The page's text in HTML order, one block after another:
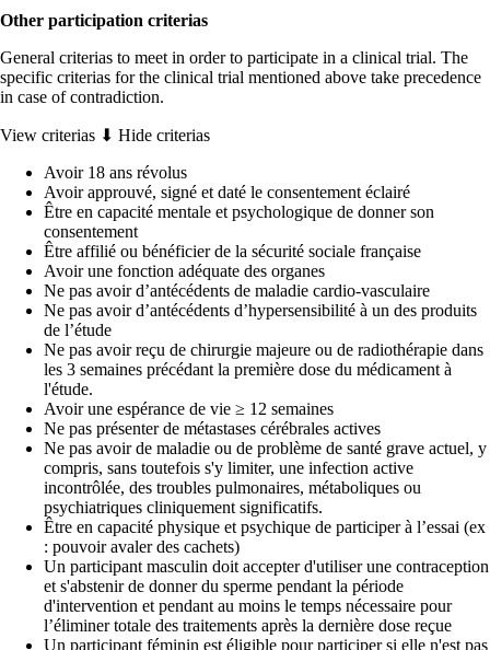
Other participation criterias
General criterias to meet in order to participate in a clinical trial. The
specific criterias for the clinical trial mentioned above take precedence
in case of contradiction.
View criterias ⬇ Hide criterias
Avoir 18 ans révolus
Avoir approuvé, signé et daté le consentement éclairé
Être en capacité mentale et psychologique de donner son
consentement
Être affilié ou bénéficier de la sécurité sociale française
Avoir une fonction adéquate des organes
Ne pas avoir d’antécédents de maladie cardio-vasculaire
Ne pas avoir d’antécédents d’hypersensibilité à un des produits
de l’étude
Ne pas avoir reçu de chirurgie majeure ou de radiothérapie dans
les 3 semaines précédant la première dose du médicament à
l'étude.
Avoir une espérance de vie ≥ 12 semaines
Ne pas présenter de métastases cérébrales actives
Ne pas avoir de maladie ou de problème de santé grave actuel, y
compris, sans toutefois s'y limiter, une infection active
incontrôlée, des troubles pulmonaires, métaboliques ou
psychiatriques cliniquement significatifs.
Être en capacité physique et psychique de participer à l’essai (ex
: pouvoir avaler des cachets)
Un participant masculin doit accepter d'utiliser une contraception
et s'abstenir de donner du sperme pendant la période
d'intervention et pendant au moins le temps nécessaire pour
l’éliminer totale des traitements après la dernière dose reçue
Un participant féminin est éligible pour participer si elle n'est pas